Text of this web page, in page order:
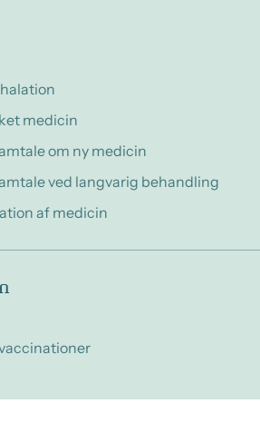
medicin
om ny medicin
ved langvarig behandling
af medicin